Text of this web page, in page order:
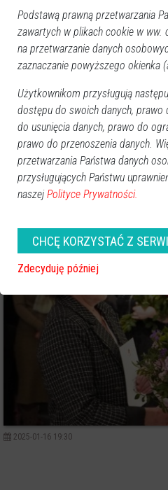
2025-01-22 20:41
Biennale
Twórczości
2025-01-16 19:30
Podstawą prawną przetwarzania
zawartych w plikach cookie w ww.
na przetwarzanie danych
zaznaczanie powyższego okienka
Użytkownikom przysługują
dostępu do swoich danych, prawo
do usunięcia danych, prawo do
prawo do przenoszenia danych.
przetwarzania Państwa danych
przysługujących Państwu
naszej Polityce Prywatności.
CHCĘ KORZYSTAĆ Z
Zdecyduję później